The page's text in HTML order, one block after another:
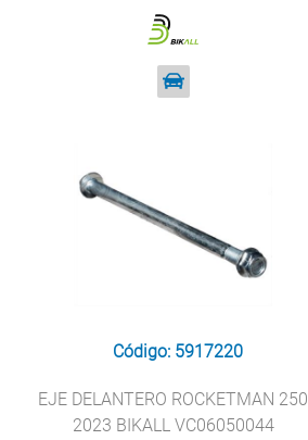
Código: 5917220
EJE DELANTERO ROCKETMAN 250
2023 BIKALL VC06050044